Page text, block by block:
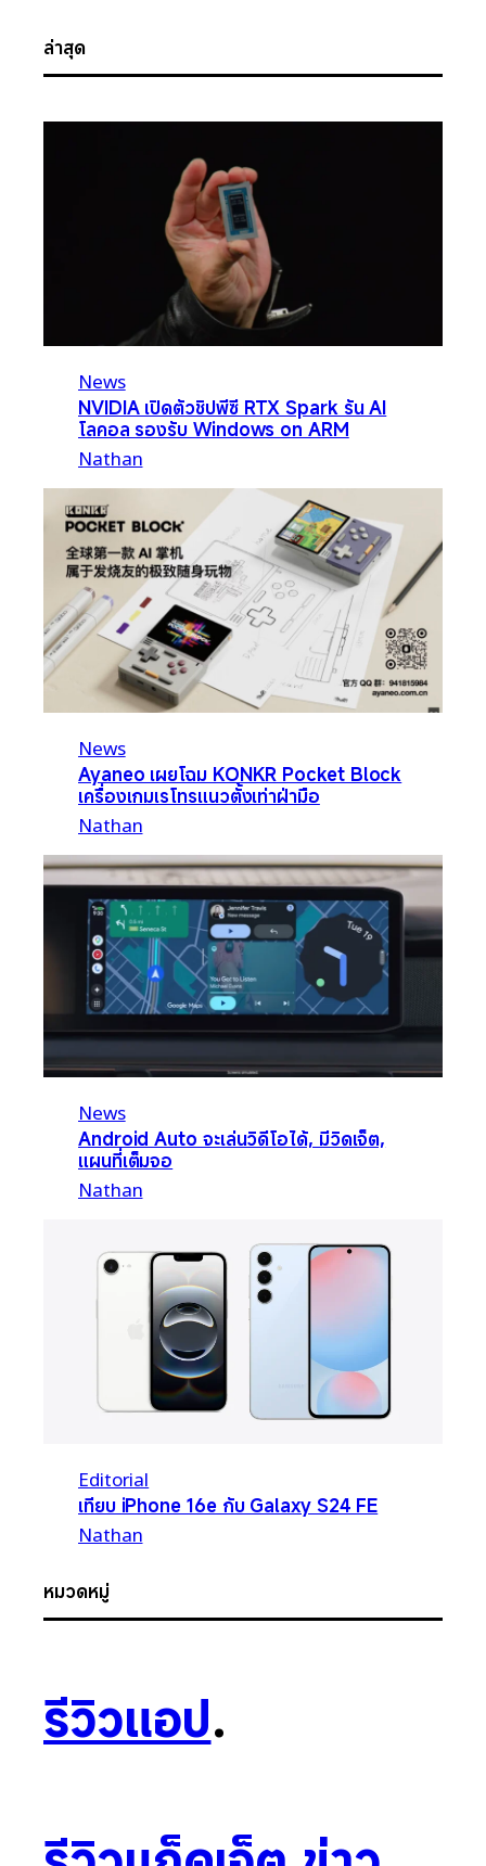
ล่าสุด
News
NVIDIA เปิดตัวชิปพีซี RTX Spark รัน AI
โลคอล รองรับ Windows on ARM
Nathan
News
Ayaneo เผยโฉม KONKR Pocket Block
เครื่องเกมเรโทรแนวตั้งเท่าฝ่ามือ
Nathan
News
Android Auto จะเล่นวิดีโอได้, มีวิดเจ็ต,
แผนที่เต็มจอ
Nathan
Editorial
เทียบ iPhone 16e กับ Galaxy S24 FE
Nathan
หมวดหมู่
รีวิวแอป.